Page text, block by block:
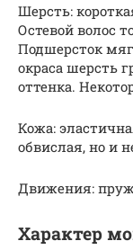
Шерсть:
Остевой волос
Подшерсток
окраса шерсть
оттенка.
Кожа:
обвислая, но и
Движения:
Характер